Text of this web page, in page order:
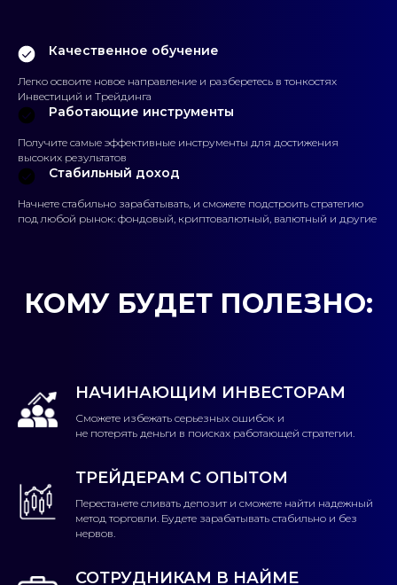
Качественное обучение
Легко освоите новое направление и разберетесь в тонкостях
Инвестиций и Трейдинга
Работающие инструменты
Получите самые эффективные инструменты для достижения
высоких результатов
Стабильный доход
Начнете стабильно зарабатывать, и сможете подстроить стратегию
под любой рынок: фондовый, криптовалютный, валютный и другие
КОМУ БУДЕТ ПОЛЕЗНО:
НАЧИНАЮЩИМ ИНВЕСТОРАМ
Сможете избежать серьезных ошибок и
не потерять деньги в поисках работающей стратегии.
ТРЕЙДЕРАМ С ОПЫТОМ
Перестанете сливать депозит и сможете найти надежный
метод торговли. Будете зарабатывать стабильно и без
нервов.
СОТРУДНИКАМ В НАЙМЕ